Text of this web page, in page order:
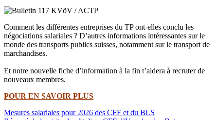
Comment les différentes entreprises du TP ont-elles conclu les
négociations salariales ? D’autres informations intéressantes sur le
monde des transports publics suisses, notamment sur le transport de
marchandises.
Et notre nouvelle fiche d’information à la fin t’aidera à recruter de
nouveaux membres.
POUR EN SAVOIR PLUS
Mesures salariales pour 2026 des CFF et du BLS